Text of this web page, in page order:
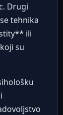
Drugi
tehnika
ili
su